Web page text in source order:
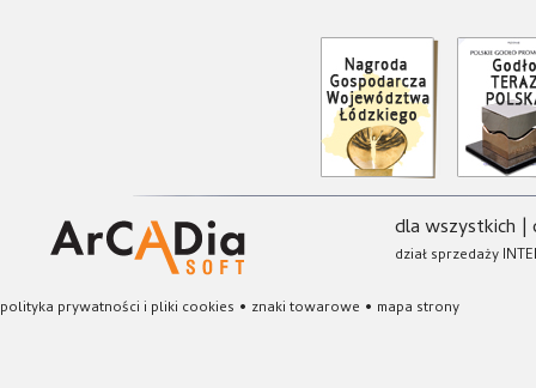
dla wszystkich |
dział sprzedaży
polityka prywatności i pliki cookies • znaki towarowe • mapa strony